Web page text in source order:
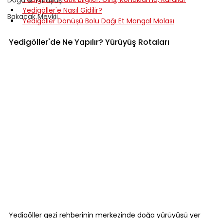
Bakacak Mevkii
Yedigöller'e Nasıl Gidilir?
Yedigöller Dönüşü Bolu Dağı Et Mangal Molası
Yedigöller'de Ne Yapılır? Yürüyüş Rotaları
Yedigöller gezi rehberinin merkezinde doğa yürüyüşü yer